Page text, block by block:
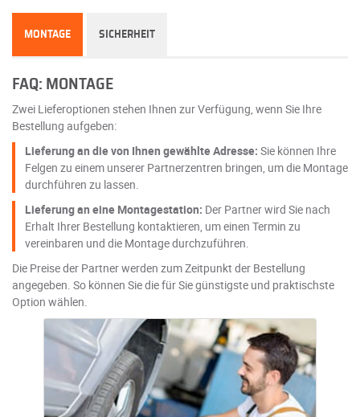
MONTAGE SICHERHEIT
FAQ: MONTAGE
Zwei Lieferoptionen stehen Ihnen zur Verfügung, wenn Sie Ihre
Bestellung aufgeben:
Lieferung an die von Ihnen gewählte Adresse: Sie können Ihre
Felgen zu einem unserer Partnerzentren bringen, um die Montage
durchführen zu lassen.
Lieferung an eine Montagestation: Der Partner wird Sie nach
Erhalt Ihrer Bestellung kontaktieren, um einen Termin zu
vereinbaren und die Montage durchzuführen.
Die Preise der Partner werden zum Zeitpunkt der Bestellung
angegeben. So können Sie die für Sie günstigste und praktischste
Option wählen.